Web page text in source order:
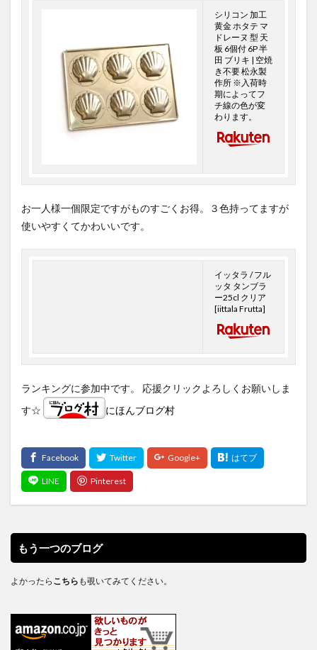
シリコン 加工
黄金 ホタテ マ
ドレーヌ 型 天
板 6個付 6P 半
田 ブリキ | 空焼
き不要 松永製
作所 ※入荷時
期によってフ
チ線の色が変
わります。
お一人様一個限定ですがものすごくお得。３色持ってますが
使いやすくてかわいいです。
イッタラ / フル
ッタ タンブラ
ー25cl クリア
[iittala Frutta]
ランキングに参加中です。 応援クリックよろしくお願いしま
す☆
にほんブログ村
もう一つのブログ
よかったら こちら も覗いてみてください。